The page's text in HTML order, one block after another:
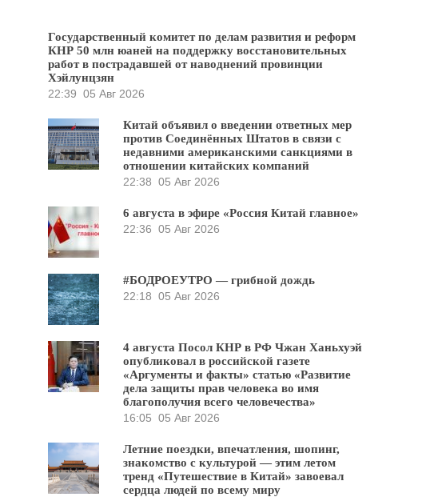
Государственный комитет по делам развития и реформ
КНР 50 млн юаней на поддержку восстановительных
работ в пострадавшей от наводнений провинции
Хэйлунцзян
22:39 05 Авг 2026
Китай объявил о введении ответных мер
против Соединённых Штатов в связи с
недавними американскими санкциями в
отношении китайских компаний
22:38 05 Авг 2026
6 августа в эфире «Россия Китай главное»
22:36 05 Авг 2026
#БОДРОЕУТРО — грибной дождь
22:18 05 Авг 2026
4 августа Посол КНР в РФ Чжан Ханьхуэй
опубликовал в российской газете
«Аргументы и факты» статью «Развитие
дела защиты прав человека во имя
благополучия всего человечества»
16:05 05 Авг 2026
Летние поездки, впечатления, шопинг,
знакомство с культурой — этим летом
тренд «Путешествие в Китай» завоевал
сердца людей по всему миру